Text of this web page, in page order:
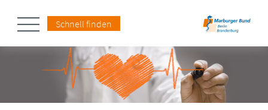
Schnell finden